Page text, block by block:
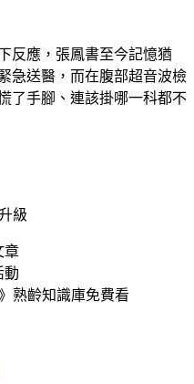
反應，張鳳書至今記憶猶
急送醫，而在腹部超音波檢
了手腳、連該掛哪一科都不
級
章
動
熟齡知識庫免費看